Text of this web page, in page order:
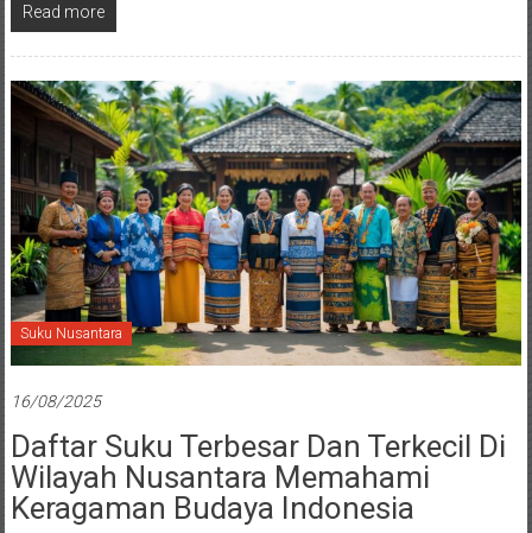
Read more
Suku Nusantara
16/08/2025
Daftar Suku Terbesar Dan Terkecil Di
Wilayah Nusantara Memahami
Keragaman Budaya Indonesia